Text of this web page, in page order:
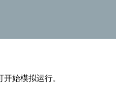
始模拟运行。